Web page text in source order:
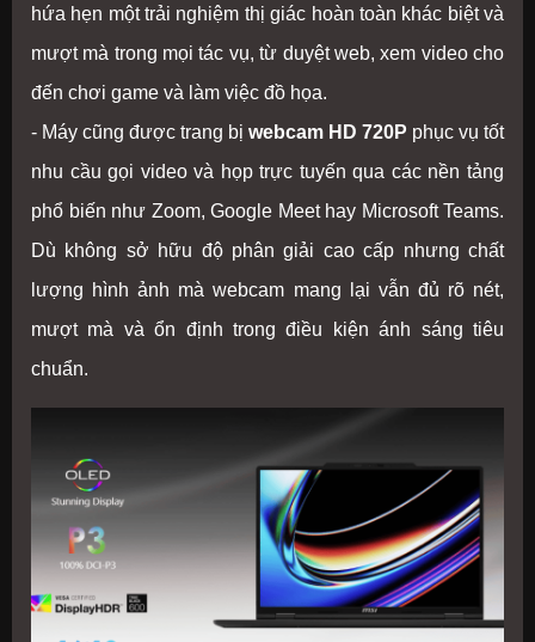
hứa hẹn một trải nghiệm thị giác hoàn toàn khác biệt và
mượt mà trong mọi tác vụ, từ duyệt web, xem video cho
đến chơi game và làm việc đồ họa.
- Máy cũng được trang bị webcam HD 720P phục vụ tốt
nhu cầu gọi video và họp trực tuyến qua các nền tảng
phổ biến như Zoom, Google Meet hay Microsoft Teams.
Dù không sở hữu độ phân giải cao cấp nhưng chất
lượng hình ảnh mà webcam mang lại vẫn đủ rõ nét,
mượt mà và ổn định trong điều kiện ánh sáng tiêu
chuẩn.